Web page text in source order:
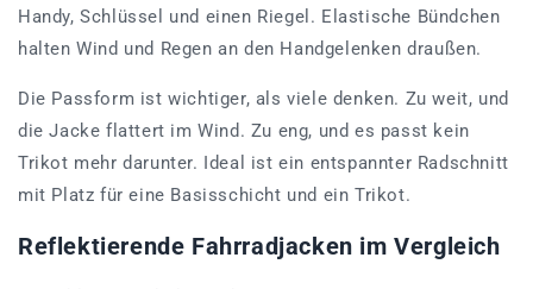
Handy, Schlüssel und einen Riegel. Elastische Bündchen
halten Wind und Regen an den Handgelenken draußen.
Die Passform ist wichtiger, als viele denken. Zu weit, und
die Jacke flattert im Wind. Zu eng, und es passt kein
Trikot mehr darunter. Ideal ist ein entspannter Radschnitt
mit Platz für eine Basisschicht und ein Trikot.
Reflektierende Fahrradjacken im Vergleich